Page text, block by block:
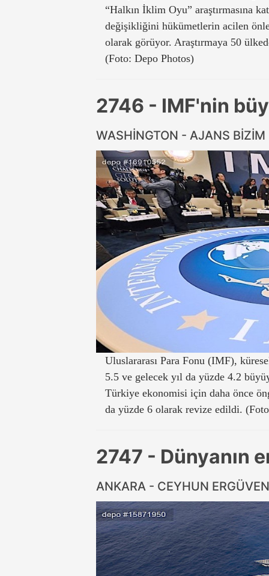
“Halkın İklim Oyu” araştırmasına
değişikliğini hükümetlerin acilen
olarak görüyor. Araştırmaya 50
(Foto: Depo Photos)
2746 - IMF'nin
WASHİNGTON - AJANS BİZİM
Uluslararası Para Fonu (IMF),
5.5 ve gelecek yıl da yüzde 4.2
Türkiye ekonomisi için daha önce
da yüzde 6 olarak revize edildi.
2747 - Dünyanın
ANKARA - CEYHUN